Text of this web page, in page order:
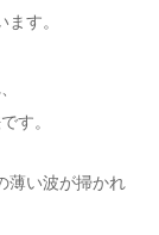
す。
す。
薄い波が掃かれ